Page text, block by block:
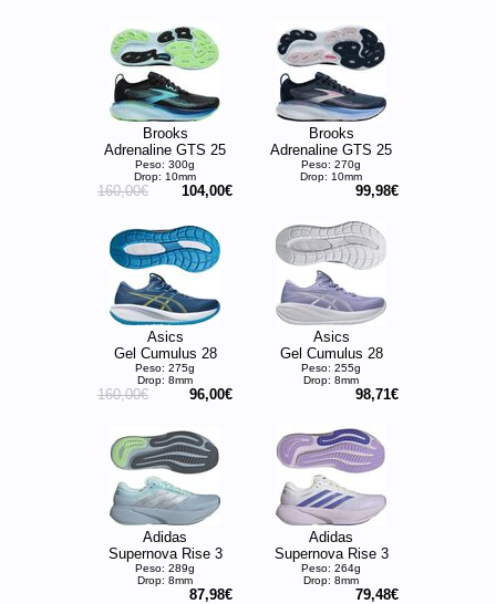
Brooks
Adrenaline GTS 25
Peso: 300g
Drop: 10mm
160,00€ 104,00€
Brooks
Adrenaline GTS 25
Peso: 270g
Drop: 10mm
99,98€
Asics
Gel Cumulus 28
Peso: 275g
Drop: 8mm
160,00€ 96,00€
Asics
Gel Cumulus 28
Peso: 255g
Drop: 8mm
98,71€
Adidas
Supernova Rise 3
Peso: 289g
Drop: 8mm
87,98€
Adidas
Supernova Rise 3
Peso: 264g
Drop: 8mm
79,48€